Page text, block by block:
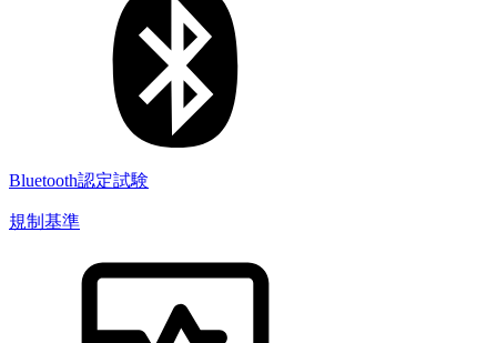
Bluetooth認定試験
規制基準